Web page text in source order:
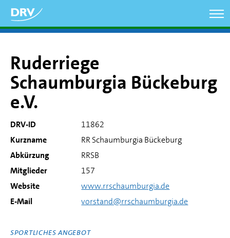
zum
Inhalt
Ruderriege
Schaumburgia Bückeburg
e.V.
DRV-ID
11862
Kurzname
RR Schaumburgia Bückeburg
Abkürzung
RRSB
Mitglieder
157
Website
www.rrschaumburgia.de
E-Mail
vorstand@rrschaumburgia.de
SPORTLICHES ANGEBOT